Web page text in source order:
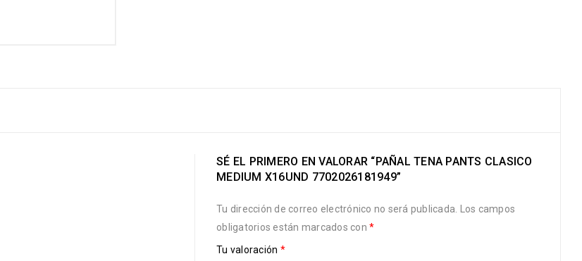
SÉ EL PRIMERO EN VALORAR “PAÑAL TENA PANTS CLASICO
MEDIUM X16UND 7702026181949”
Tu dirección de correo electrónico no será publicada.
Los campos
obligatorios están marcados con*
Tu valoración *